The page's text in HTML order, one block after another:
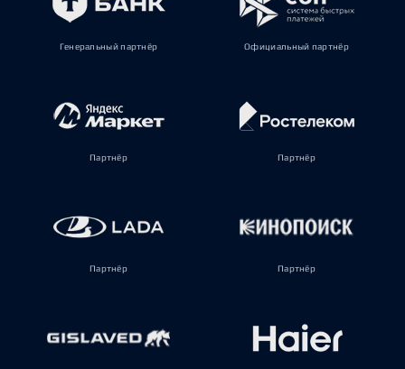
Генеральный партнёр Официальный партнёр
Партнёр Партнёр
Партнёр Партнёр